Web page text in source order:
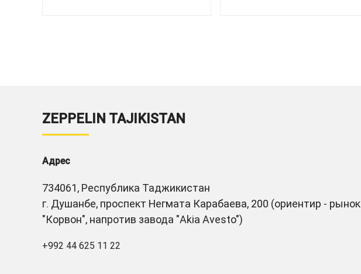
ZEPPELIN TAJIKISTAN
Адрес
734061, Республика Таджикистан
г. Душанбе, проспект Негмата Карабаева, 200 (ориентир - рынок
"Корвон", напротив завода "Akia Avesto")
+992 44 625 11 22